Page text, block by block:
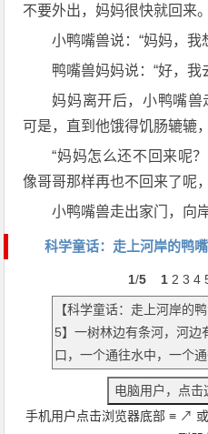
不要外出，妈妈很快就回来
小鸭嘴兽说：“妈妈，我
鸭嘴兽妈妈说：“好，我
妈妈离开后，小鸭嘴兽
可是，直到他饿得饥肠辘辘
“妈妈怎么还不回来呢
像哥哥那样再也不回来了呢
小鸭嘴兽走出家门，向
科学童话：走上河岸的鸭
1/5 1 2 3 4
手机用户点击浏览器底部 ≡ ↗